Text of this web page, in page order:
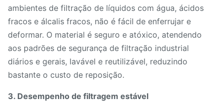
ambientes de filtração de líquidos com água, ácidos
fracos e álcalis fracos, não é fácil de enferrujar e
deformar. O material é seguro e atóxico, atendendo
aos padrões de segurança de filtração industrial
diários e gerais, lavável e reutilizável, reduzindo
bastante o custo de reposição.
3. Desempenho de filtragem estável